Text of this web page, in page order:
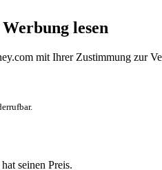
lesen
mit Ihrer Zustimmung zur
seinen Preis.